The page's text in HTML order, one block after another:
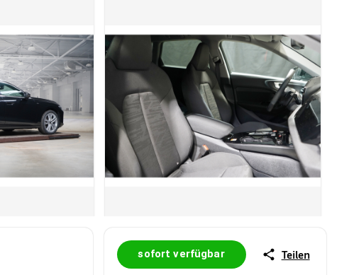
sofort verfügbar
Teilen